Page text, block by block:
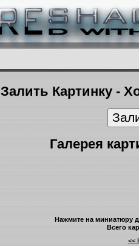
Залить Картинку -
Галерея
Нажмите на миниатюру
Всего
<<